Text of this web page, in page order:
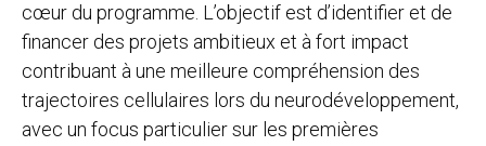
cœur du programme. L’objectif est d’identifier et de
financer des projets ambitieux et à fort impact
contribuant à une meilleure compréhension des
trajectoires cellulaires lors du neurodéveloppement,
avec un focus particulier sur les premières